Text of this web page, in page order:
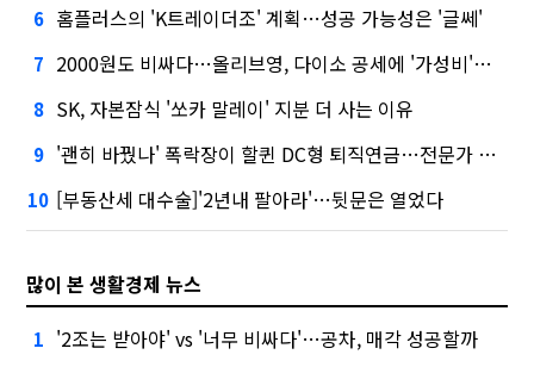
6 홈플러스의 'K트레이더조' 계획…성공 가능성은 '글쎄'
7 2000원도 비싸다…올리브영, 다이소 공세에 '가성비'로 맞불
8 SK, 자본잠식 '쏘카 말레이' 지분 더 사는 이유
9 '괜히 바꿨나' 폭락장이 할퀸 DC형 퇴직연금…전문가 조언은
10 [부동산세 대수술]'2년내 팔아라'…뒷문은 열었다
많이 본 생활경제 뉴스
1 '2조는 받아야' vs '너무 비싸다'…공차, 매각 성공할까